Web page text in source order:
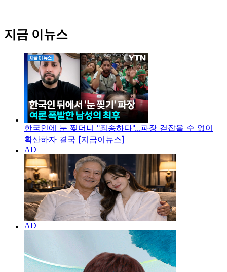
지금 이뉴스
한국인에 눈 찢더니 "죄송하다"...파장 걷잡을 수 없이
확산하자 결국 [지금이뉴스]